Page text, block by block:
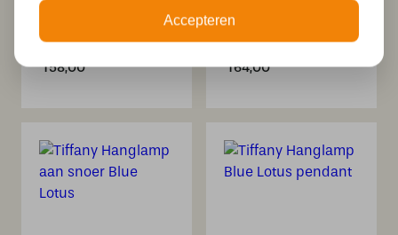
met Blue Lotus
158,00
tafellamp zwart
met Blue Lotus
164,00
Accepteren